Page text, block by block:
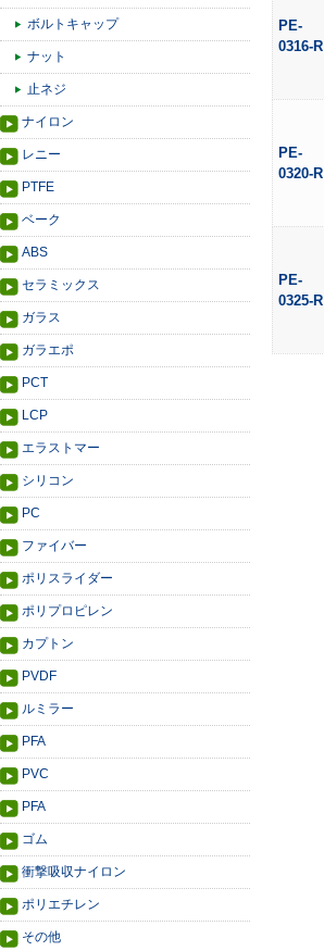
ボルトキャップ
ナット
止ネジ
ナイロン
レニー
PTFE
ベーク
ABS
セラミックス
ガラス
ガラエポ
PCT
LCP
エラストマー
シリコン
PC
ファイバー
ポリスライダー
ポリプロピレン
カプトン
PVDF
ルミラー
PFA
PVC
PFA
ゴム
衝撃吸収ナイロン
ポリエチレン
その他
PE-
0316-R
PE-
0320-R
PE-
0325-R